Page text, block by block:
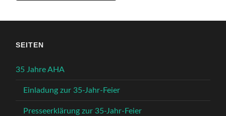
SEITEN
35 Jahre AHA
Einladung zur 35-Jahr-Feier
Presseerklärung zur 35-Jahr-Feier